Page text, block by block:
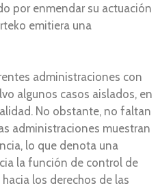
por enmendar su actuación
emitiera una
administraciones con
algunos casos aislados, en
No obstante, no faltan
administraciones muestran
lo que denota una
la función de control de
los derechos de las